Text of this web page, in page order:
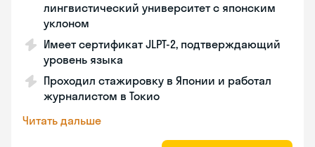
лингвистический университет с японским
уклоном
Имеет сертификат JLPT-2, подтверждающий
уровень языка
Проходил стажировку в Японии и работал
журналистом в Токио
Читать дальше